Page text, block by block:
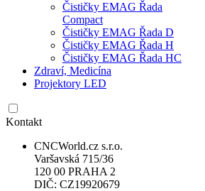
Čističky EMAG Řada
Compact
Čističky EMAG Řada D
Čističky EMAG Řada H
Čističky EMAG Řada HC
Zdraví, Medicína
Projektory LED
Kontakt
CNCWorld.cz s.r.o.
Varšavská 715/36
120 00 PRAHA 2
DIČ: CZ19920679